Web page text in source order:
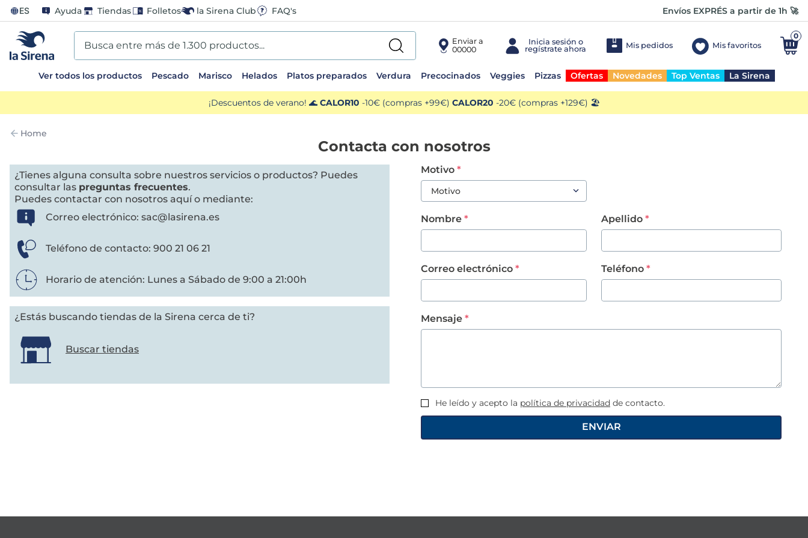
ES Ayuda Tiendas Folletos la Sirena Club FAQ's Envíos EXPRÉS a partir de 1h 🚀
Busca entre más de 1.300 productos...
Enviar a
00000
Mis pedidos Mis favoritos
0
Ver todos los productos Pescado Marisco Helados Platos preparados Verdura Precocinados Veggies Pizzas Ofertas Novedades Top Ventas La Sirena
¡Descuentos de verano! 🌊 CALOR10 -10€ (compras +99€) CALOR20 -20€ (compras +129€) 🏖️
Home
Contacta con nosotros
¿Tienes alguna consulta sobre nuestros servicios o productos? Puedes
consultar las preguntas frecuentes.
Puedes contactar con nosotros aquí o mediante:
Correo electrónico: sac@lasirena.es
Teléfono de contacto: 900 21 06 21
Horario de atención: Lunes a Sábado de 9:00 a 21:00h
¿Estás buscando tiendas de la Sirena cerca de ti?
Buscar tiendas
Motivo
Motivo
Nombre Apellido
Correo electrónico Teléfono
Mensaje
He leído y acepto la política de privacidad de contacto.
ENVIAR
TÉRMINOS MÁS BUSCADOS
1. helados sirena
3. patatas
4. gamba
7.
8. gambon
9. listísimos
10. pollo